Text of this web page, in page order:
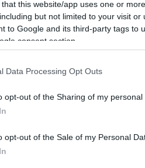
that this website/app uses one or
but not limited to your visit
to Google and its third-party tags to
consent section.
Data Processing Opt Outs
opt-out of the Sharing of my personal
opt-out of the Sale of my Personal